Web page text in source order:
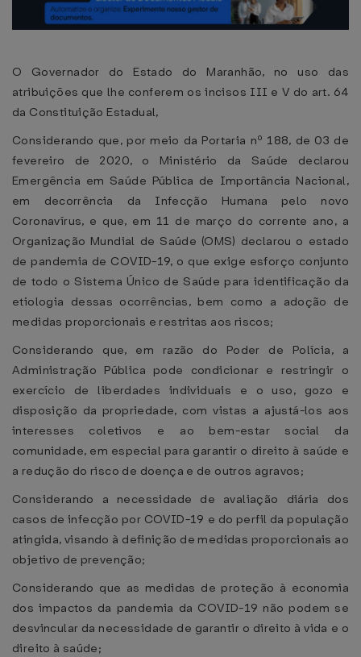
O Governador do Estado do Maranhão, no uso das
atribuições que lhe conferem os incisos III e V do art. 64
da Constituição Estadual,
Considerando que, por meio da Portaria nº 188, de 03 de
fevereiro de 2020, o Ministério da Saúde declarou
Emergência em Saúde Pública de Importância Nacional,
em decorrência da Infecção Humana pelo novo
Coronavírus, e que, em 11 de março do corrente ano, a
Organização Mundial de Saúde (OMS) declarou o estado
de pandemia de COVID-19, o que exige esforço conjunto
de todo o Sistema Único de Saúde para identificação da
etiologia dessas ocorrências, bem como a adoção de
medidas proporcionais e restritas aos riscos;
Considerando que, em razão do Poder de Polícia, a
Administração Pública pode condicionar e restringir o
exercício de liberdades individuais e o uso, gozo e
disposição da propriedade, com vistas a ajustá-los aos
interesses coletivos e ao bem-estar social da
comunidade, em especial para garantir o direito à saúde e
a redução do risco de doença e de outros agravos;
Considerando a necessidade de avaliação diária dos
casos de infecção por COVID-19 e do perfil da população
atingida, visando à definição de medidas proporcionais ao
objetivo de prevenção;
Considerando que as medidas de proteção à economia
dos impactos da pandemia da COVID-19 não podem se
desvincular da necessidade de garantir o direito à vida e o
direito à saúde;